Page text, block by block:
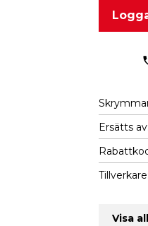
Ersätts av:
Tillverkare
Visa